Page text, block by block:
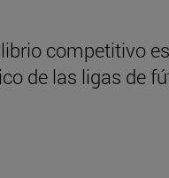
competitivo
de las ligas de